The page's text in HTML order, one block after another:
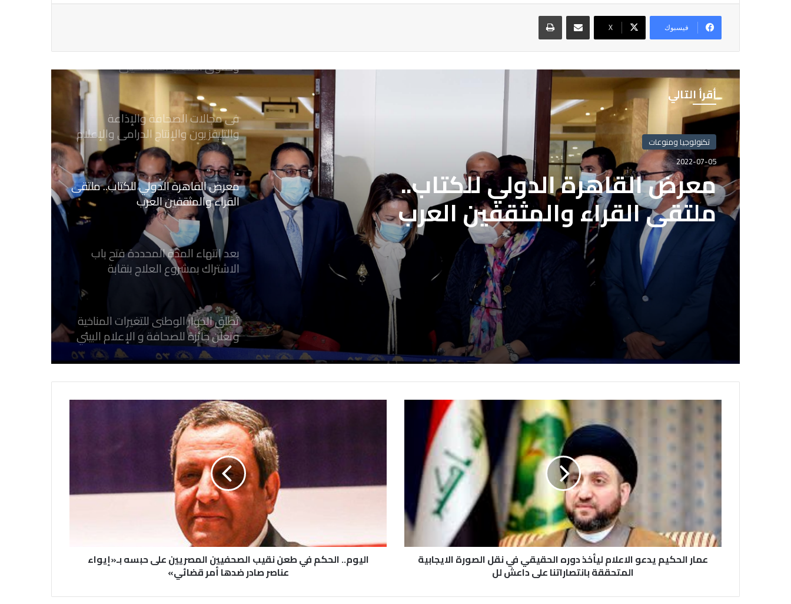
فيسبوك X
مشاركة عبر البريد طباعة
أقرأ التالي
تكنولوجيا ومنوعات
2022-07-05
معرض القاهرة الدولي للكتاب..
ملتقى القراء والمثقفين العرب
تكنولوجيا ومنوعات
2022-07-05
بعد انتهاء المدة المحددة فتح باب
الاشتراك بمشروع العلاج بنقابة
الصحفيين المصريين
فى مجالات الصحافة والإذاعة
والتليفزيون والإنتاج الدرامى والإعلام
الرقمي
معرض القاهرة الدولي للكتاب.. ملتقى
القراء والمثقفين العرب
بعد انتهاء المدة المحددة فتح باب
الاشتراك بمشروع العلاج بنقابة
الصحفيين المصريين
تطلق الحوار الوطنى للتغيرات المناخية
وتعلن جائزة للصحافة و الإعلام ‎البيئي
عن التغيرات المناخية
نقابة الصحفيين العراقيين تستقبل طلبة
كلية الإعلام بجامعة المستقبل في بابل
في احتفالية عيد الصحافة النجفية
صحيفة (العلم)
في عيد الصحافة العراقية تحية لكل
الصحفيين ولأرواح شهداء الصحافة
رئيس العراق ومجلس الوزراء والنواب
والشخصيات العامة يهنؤن الصحفيين
العراقيين
عمار الحكيم يدعو الاعلام ليأخذ دوره الحقيقي في نقل الصورة الايجابية
المتحققة بانتصاراتنا على داعش لل
اليوم.. الحكم في طعن نقيب الصحفيين المصريين على حبسه بـ«إيواء
عناصر صادر ضدها أمر قضائي»